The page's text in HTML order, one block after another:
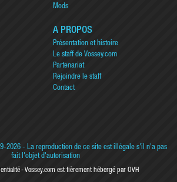
Mods
A PROPOS
Présentation et histoire
Le staff de Vossey.com
Partenariat
Rejoindre le staff
Contact
2026 - La reproduction de ce site est illégale s'il n'a pas
fait l'objet d'autorisation
Vossey.com est fièrement hébergé par OVH